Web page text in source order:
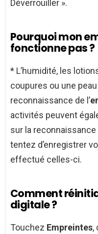
Déverrouiller ».
Pourquoi mon
fonctionne pas ?
* L’humidité, les
coupures ou une
reconnaissance de l’
activités peuvent
sur la reconnaissance
tentez d’enregistrer
effectué celles-ci.
Comment
digitale ?
Touchez Empreintes,